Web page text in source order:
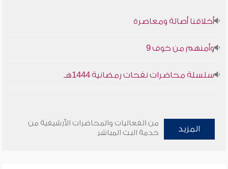
أخلاقنا أصالة ومعاصرة
وأمنهم من خوف 9
سلسلة محاضرات نفحات رمضانية 1444هـ
المزيد
من الفعاليات والمحاضرات الأرشيفية من
خدمة البث المباشر